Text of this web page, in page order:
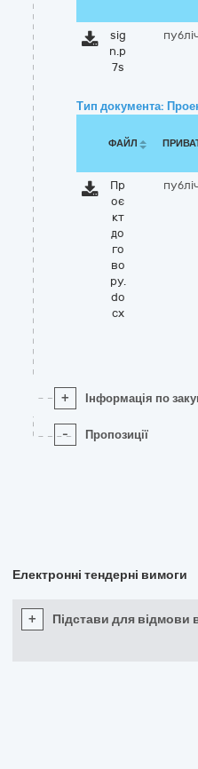
sig
n.p
7s
Тип документа:
ФАЙЛ
Пр
оє
кт
до
го
во
ру.
do
cx
+ Інформація по
- Пропозиції
Електронні тендерні вимоги
+ Підстави для відмови